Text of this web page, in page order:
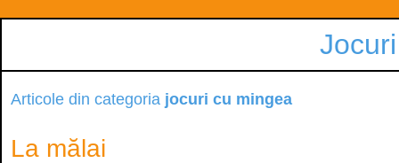
Articole din categoria jocuri cu mingea
La mălai